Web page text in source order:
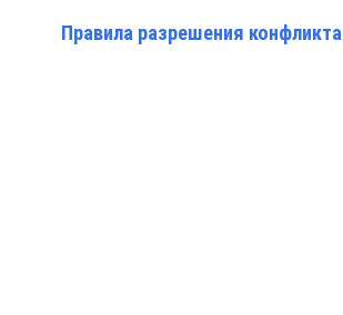
Правила разрешения конфликта